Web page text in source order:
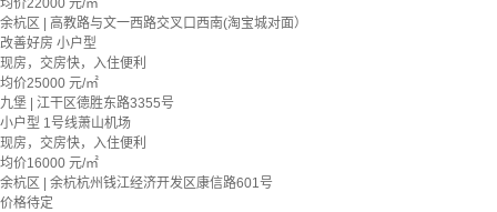
均价22000 元/㎡
余杭区 | 高教路与文一西路交叉口西南(淘宝城对面）
改善好房 小户型
现房，交房快，入住便利
均价25000 元/㎡
九堡 | 江干区德胜东路3355号
小户型 1号线萧山机场
现房，交房快，入住便利
均价16000 元/㎡
余杭区 | 余杭杭州钱江经济开发区康信路601号
价格待定